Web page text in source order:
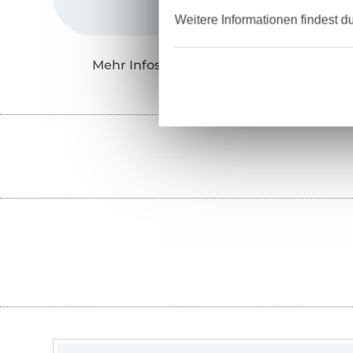
Mehr Infos zu "von Lange Hand"
Weitere Informationen findest